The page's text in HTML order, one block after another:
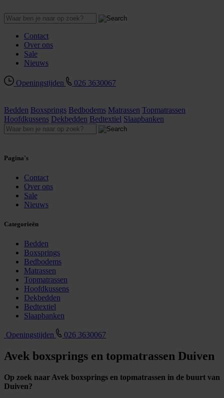
Contact
Over ons
Sale
Nieuws
Openingstijden 026 3630067
Bedden Boxsprings Bedbodems Matrassen Topmatrassen
Hoofdkussens Dekbedden Bedtextiel Slaapbanken
Pagina's
Contact
Over ons
Sale
Nieuws
Categorieën
Bedden
Boxsprings
Bedbodems
Matrassen
Topmatrassen
Hoofdkussens
Dekbedden
Bedtextiel
Slaapbanken
Openingstijden 026 3630067
Avek boxsprings en topmatrassen Duiven
Op zoek naar Avek boxsprings en topmatrassen in de buurt van
Duiven?